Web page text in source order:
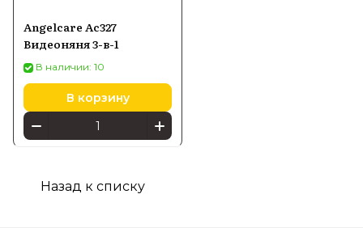
Angelcare Ac327
Видеоняня 3-в-1
В наличии: 10
В корзину
Назад к списку